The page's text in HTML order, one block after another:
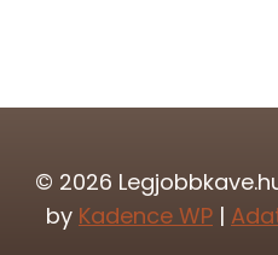
© 2026
by Kadence WP |